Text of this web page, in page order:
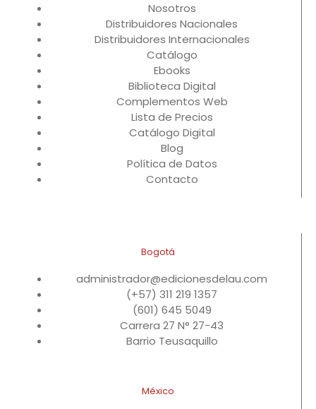
Nosotros
Distribuidores Nacionales
Distribuidores Internacionales
Catálogo
Ebooks
Biblioteca Digital
Complementos Web
Lista de Precios
Catálogo Digital
Blog
Política de Datos
Contacto
Bogotá
administrador@edicionesdelau.com
(+57) 311 219 1357
(601) 645 5049
Carrera 27 N° 27-43
Barrio Teusaquillo
México